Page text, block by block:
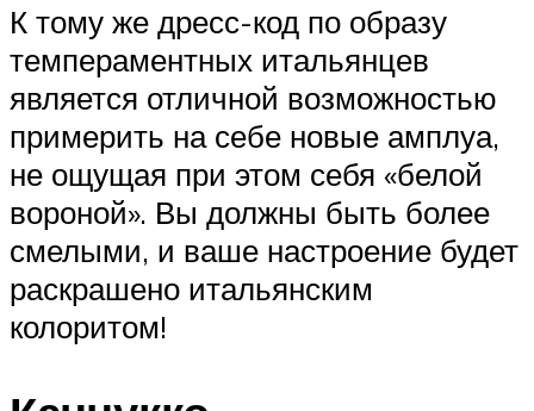
К тому же дресс-код по образу
темпераментных итальянцев
является отличной возможностью
примерить на себе новые амплуа,
не ощущая при этом себя «белой
вороной». Вы должны быть более
смелыми, и ваше настроение будет
раскрашено итальянским
колоритом!